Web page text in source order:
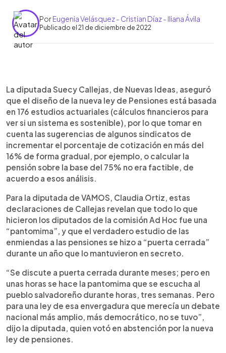
PorEugenia Velásquez - Cristian Díaz - Iliana Ávila
Publicado el 21 de diciembre de 2022
Escuchar artículo
La diputada Suecy Callejas, de Nuevas Ideas, aseguró
que el diseño de la nueva ley de Pensiones está basada
en 176 estudios actuariales (cálculos financieros para
ver si un sistema es sostenible), por lo que tomar en
cuenta las sugerencias de algunos sindicatos de
incrementar el porcentaje de cotización en más del
16% de forma gradual, por ejemplo, o calcular la
pensión sobre la base del 75% no era factible, de
acuerdo a esos análisis.
Para la diputada de VAMOS, Claudia Ortiz, estas
declaraciones de Callejas revelan que todo lo que
hicieron los diputados de la comisión Ad Hoc fue una
“pantomima”, y que el verdadero estudio de las
enmiendas a las pensiones se hizo a “puerta cerrada”
durante un año que lo mantuvieron en secreto.
“Se discute a puerta cerrada durante meses; pero en
unas horas se hace la pantomima que se escucha al
pueblo salvadoreño durante horas, tres semanas. Pero
para una ley de esa envergadura que merecía un debate
nacional más amplio, más democrático, no se tuvo”,
dijo la diputada, quien votó en abstención por la nueva
ley de pensiones.